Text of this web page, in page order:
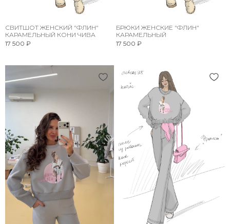
СВИТШОТ ЖЕНСКИЙ "ФЛИН"
КАРАМЕЛЬНЫЙ КОНИ ЧИВА
17 500 ₽
БРЮКИ ЖЕНСКИЕ "ФЛИН"
КАРАМЕЛЬНЫЙ
17 500 ₽